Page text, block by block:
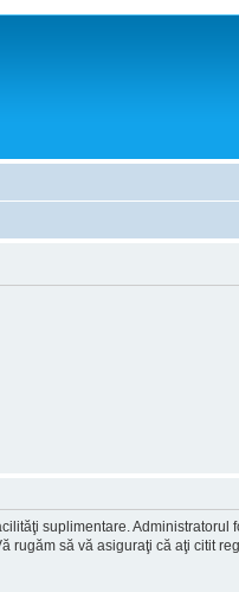
suplimentare.
să vă asiguraţi că aţi citit